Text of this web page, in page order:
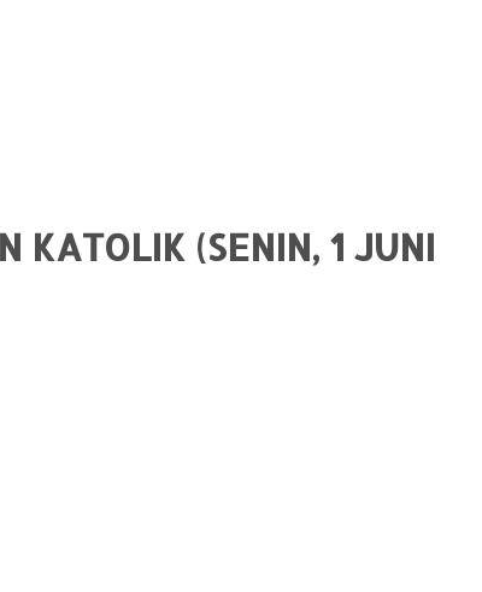
KATOLIK (SENIN, 1 JUNI